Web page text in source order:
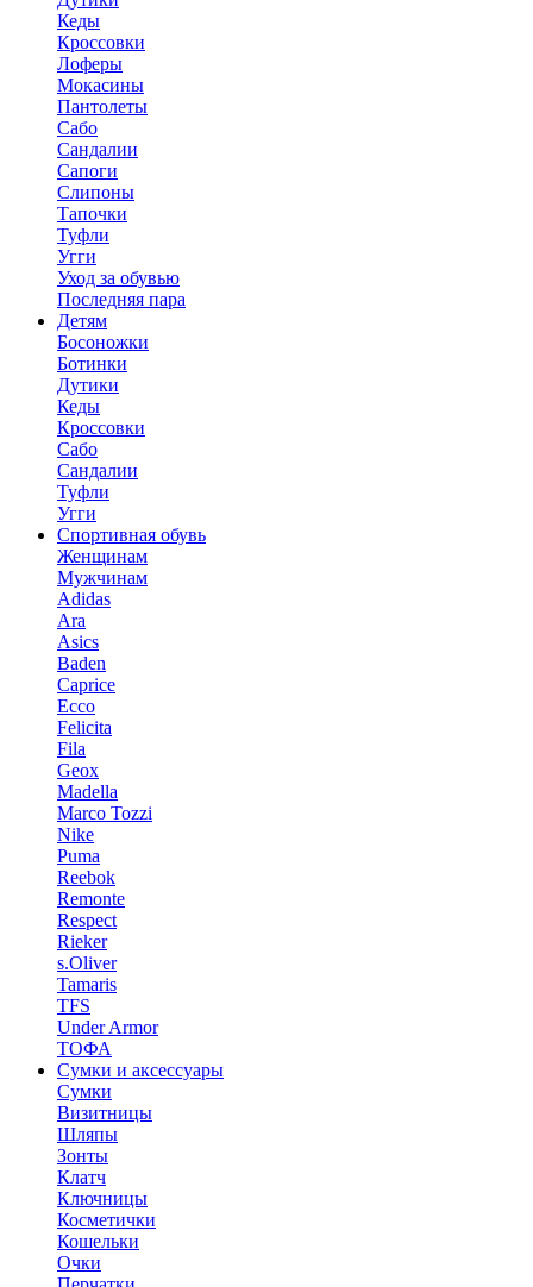
Кеды
Кроссовки
Лоферы
Мокасины
Пантолеты
Сабо
Сандалии
Сапоги
Слипоны
Тапочки
Туфли
Угги
Уход за обувью
Последняя пара
Детям
Босоножки
Ботинки
Дутики
Кеды
Кроссовки
Сабо
Сандалии
Туфли
Угги
Спортивная обувь
Женщинам
Мужчинам
Adidas
Ara
Asics
Baden
Caprice
Ecco
Felicita
Fila
Geox
Madella
Marco Tozzi
Nike
Puma
Reebok
Remonte
Respect
Rieker
s.Oliver
Tamaris
TFS
Under Armor
ТОФА
Сумки и аксессуары
Сумки
Визитницы
Шляпы
Зонты
Клатч
Ключницы
Косметички
Кошельки
Очки